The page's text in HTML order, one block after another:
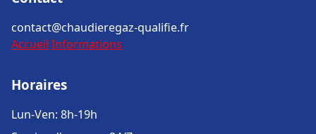
contact@chaudieregaz-qualifie.fr
Accueil Informations
Horaires
Lun-Ven: 8h-19h